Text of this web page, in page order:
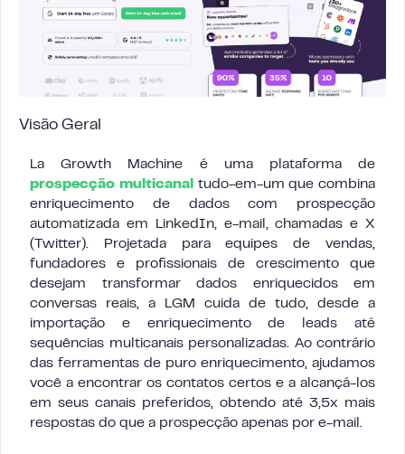
Visão Geral
La Growth Machine é uma plataforma de
prospecção multicanal
tudo-em-um que combina
enriquecimento de dados com prospecção
automatizada em LinkedIn, e-mail, chamadas e X
(Twitter). Projetada para equipes de vendas,
fundadores e profissionais de crescimento que
desejam transformar dados enriquecidos em
conversas reais, a LGM cuida de tudo, desde a
importação e enriquecimento de leads até
sequências multicanais personalizadas. Ao contrário
das ferramentas de puro enriquecimento, ajudamos
você a encontrar os contatos certos e a alcançá-los
em seus canais preferidos, obtendo até 3,5x mais
respostas do que a prospecção apenas por e-mail.